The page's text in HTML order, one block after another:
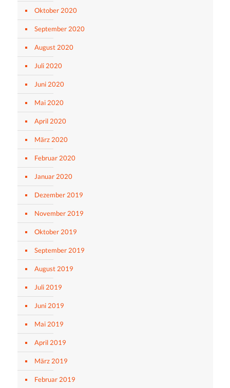
Oktober 2020
September 2020
August 2020
Juli 2020
Juni 2020
Mai 2020
April 2020
März 2020
Februar 2020
Januar 2020
Dezember 2019
November 2019
Oktober 2019
September 2019
August 2019
Juli 2019
Juni 2019
Mai 2019
April 2019
März 2019
Februar 2019